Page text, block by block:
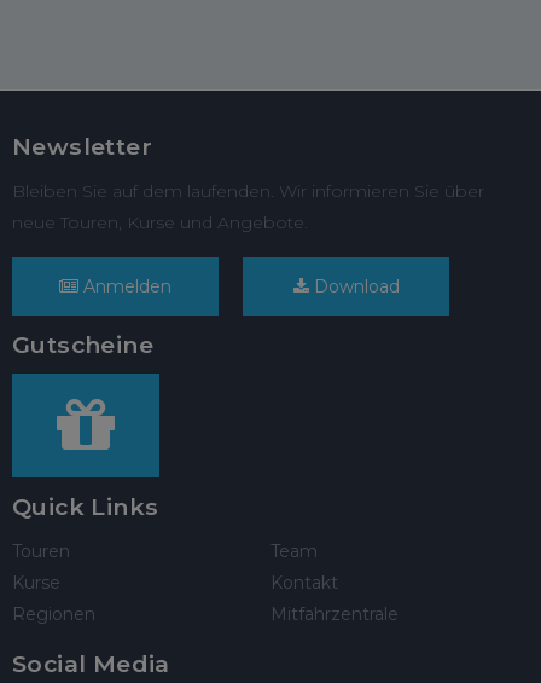
Newsletter
Bleiben Sie auf dem laufenden. Wir informieren Sie über
neue Touren, Kurse und Angebote.
Anmelden Download
Gutscheine
Quick Links
Touren
Kurse
Regionen
Team
Kontakt
Mitfahrzentrale
Social Media